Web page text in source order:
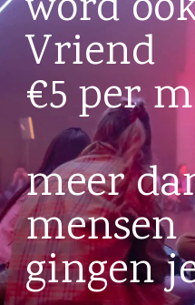
Vriend
€5 per
meer
mensen
gingen